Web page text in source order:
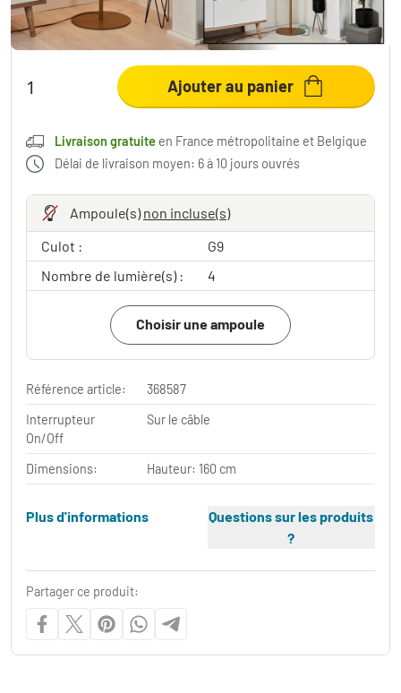
ÉCONOMISEZ 10 % Code: LIGHT
Ajouter au panier
Livraison gratuite en France métropolitaine et Belgique
Délai de livraison moyen: 6 à 10 jours ouvrés
Ampoule(s)non incluse(s)
Culot :
G9
Nombre de lumière(s) :
4
Choisir une ampoule
Référence article:
368587
Interrupteur
On/Off
Sur le câble
Dimensions: Hauteur: 160 cm
Plus d'informations
Questions sur les produits
?
Partager ce produit: